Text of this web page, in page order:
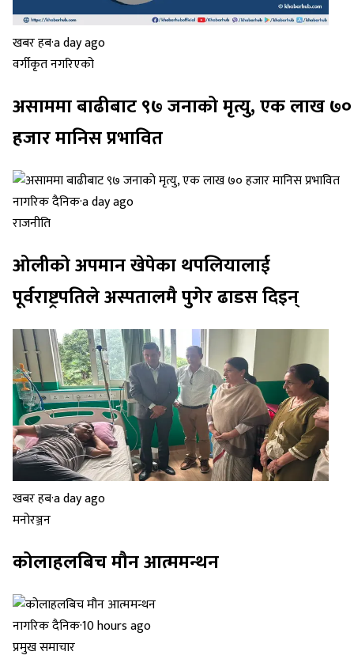
खबर हब·a day ago
वर्गीकृत नगरिएको
असाममा बाढीबाट ९७ जनाको मृत्यु, एक लाख ७०
हजार मानिस प्रभावित
नागरिक दैनिक·a day ago
राजनीति
ओलीको अपमान खेपेका थपलियालाई
पूर्वराष्ट्रपतिले अस्पतालमै पुगेर ढाडस दिइन्
खबर हब·a day ago
मनोरञ्जन
कोलाहलबिच मौन आत्ममन्थन
नागरिक दैनिक·10 hours ago
प्रमुख समाचार